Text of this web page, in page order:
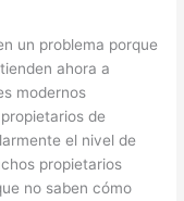
un problema porque
ahora a
modernos
de
el nivel de
propietarios
no saben cómo